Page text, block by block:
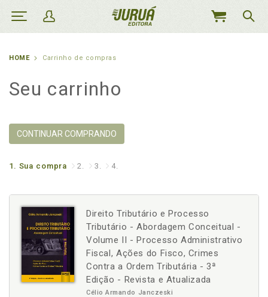
MEU
HOME Carrinho de compras
Seu carrinho
CONTINUAR COMPRANDO
1. Sua compra 2. 3. 4.
Direito Tributário e Processo
Tributário - Abordagem Conceitual -
Volume II - Processo Administrativo
Fiscal, Ações do Fisco, Crimes
Contra a Ordem Tributária - 3ª
Edição - Revista e Atualizada
Célio Armando Janczeski